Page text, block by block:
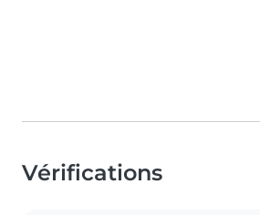
Vérifications